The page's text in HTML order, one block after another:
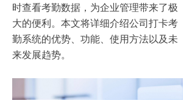
时查看考勤数据，为企业管理带来了极
大的便利。本文将详细介绍公司打卡考
勤系统的优势、功能、使用方法以及未
来发展趋势。